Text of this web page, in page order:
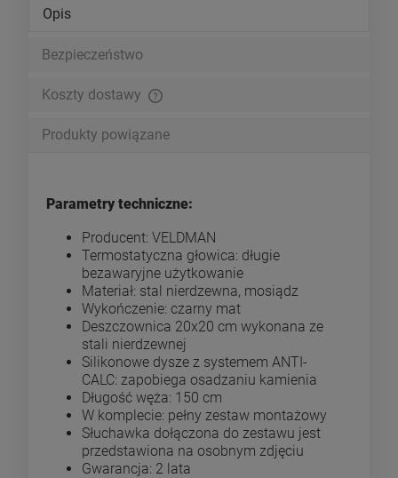
Opis
Bezpieczeństwo
Koszty dostawy
Produkty powiązane
Parametry techniczne:
Producent: VELDMAN
Termostatyczna głowica: długie
bezawaryjne użytkowanie
Materiał: stal nierdzewna, mosiądz
Wykończenie: czarny mat
Deszczownica 20x20 cm wykonana ze
stali nierdzewnej
Silikonowe dysze z systemem ANTI-
CALC: zapobiega osadzaniu kamienia
Długość węża: 150 cm
W komplecie: pełny zestaw montażowy
Słuchawka dołączona do zestawu jest
przedstawiona na osobnym zdjęciu
Gwarancja: 2 lata